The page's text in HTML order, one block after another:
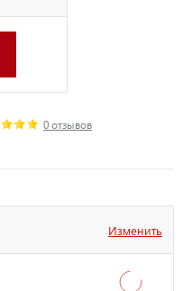
0 отзывов
Изменить